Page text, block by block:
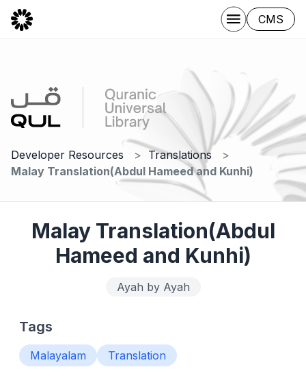
CMS
Developer Resources
Translations
Malay Translation(Abdul Hameed and Kunhi)
Malay Translation(Abdul
Hameed and Kunhi)
Ayah by Ayah
Tags
Malayalam Translation